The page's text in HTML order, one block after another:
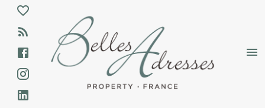
Duplex familial derniers étages avec
Aparté haute
En-tête
Liens